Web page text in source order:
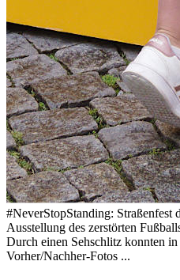
#NeverStopStanding:
Ausstellung des zerstörten
Durch einen Sehschlitz konnten
Vorher/Nachher-Fotos ...